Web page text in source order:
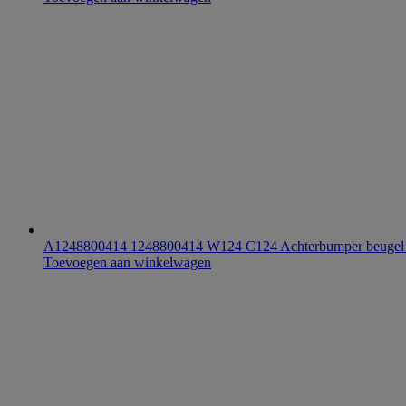
A1248800414 1248800414 W124 C124 Achterbumper
Toevoegen aan winkelwagen